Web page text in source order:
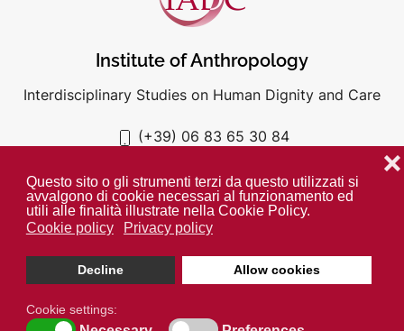
Questo sito o gli strumenti terzi da questo utilizzati si
avvalgono di cookie necessari al funzionamento ed
utili alle finalità illustrate nella Cookie Policy.
Cookie policy
Privacy policy
Decline Allow cookies
❌
Cookie settings:
Institute of Anthropology
Interdisciplinary Studies on Human Dignity and Care
(+39) 06 83 65 30 84
Unless otherwise indicated all media is property of the IADC. ©